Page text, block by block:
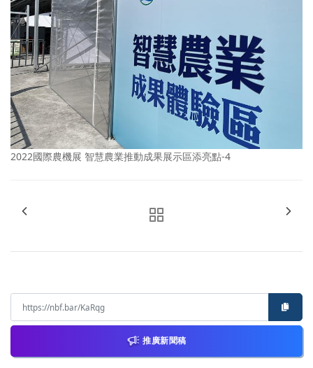
2022國際農機展 智慧農業推動成果展示區添亮點-4
推廣新聞稿